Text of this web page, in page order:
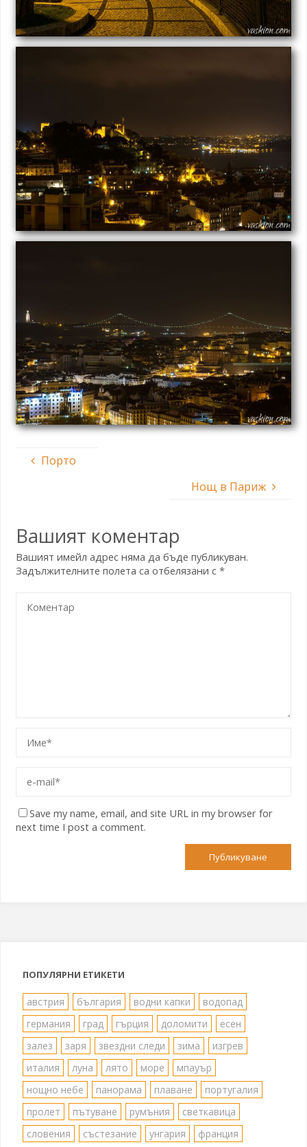
Порто
Нощ в Париж
Вашият коментар
Вашият имейл адрес няма да бъде публикуван.
Задължителните полета са отбелязани с*
Save my name, email, and site URL in my browser for
next time I post a comment.
ПОПУЛЯРНИ ЕТИКЕТИ
австрия българия водни капки
водопад
германия
град гърция доломити
есен
залез
заря звездни следи зима
изгрев
италия
луна лято море
мпауър
нощно небе
панорама плаване
португалия
пролет
пътуване румъния
светкавица
словения
състезание унгария франция